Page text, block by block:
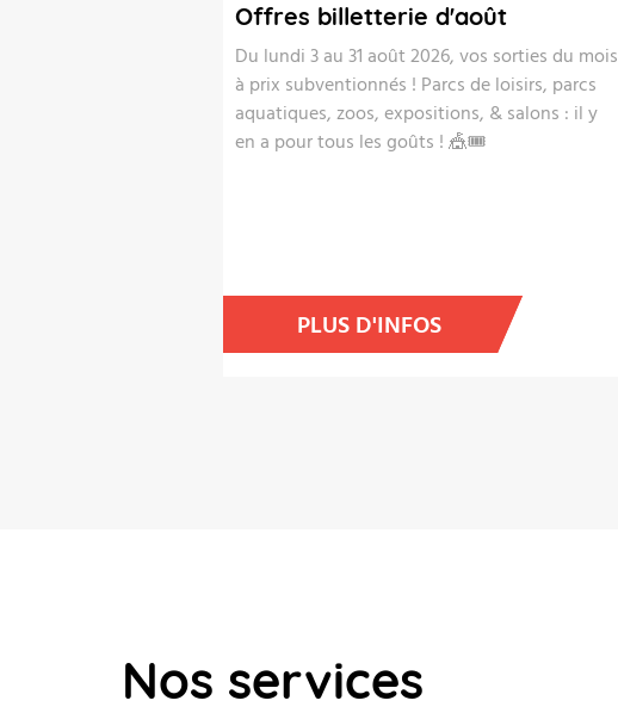
Offres billetterie d'août
Du lundi 3 au 31 août 2026, vos sorties du mois
à prix subventionnés ! Parcs de loisirs, parcs
aquatiques, zoos, expositions, & salons : il y
en a pour tous les goûts ! 🎪🎟️
PLUS D'INFOS
Nos services